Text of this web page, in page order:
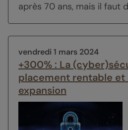
après 70 ans, mais il faut
vendredi 1 mars 2024
+300% : La
placement rentable et
expansion